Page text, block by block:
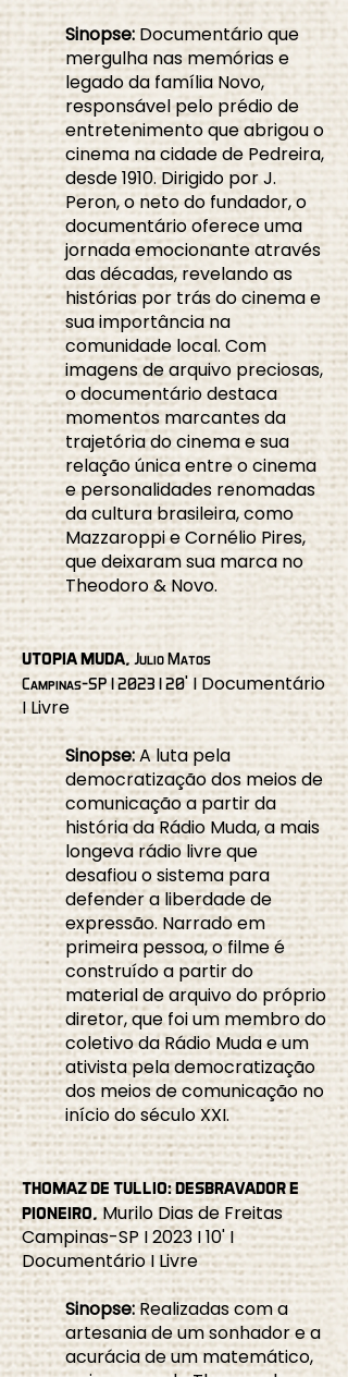
Sinopse: Documentário que
mergulha nas memórias e
legado da família Novo,
responsável pelo prédio de
entretenimento que abrigou o
cinema na cidade de Pedreira,
desde 1910. Dirigido por J.
Peron, o neto do fundador, o
documentário oferece uma
jornada emocionante através
das décadas, revelando as
histórias por trás do cinema e
sua importância na
comunidade local. Com
imagens de arquivo preciosas,
o documentário destaca
momentos marcantes da
trajetória do cinema e sua
relação única entre o cinema
e personalidades renomadas
da cultura brasileira, como
Mazzaroppi e Cornélio Pires,
que deixaram sua marca no
Theodoro & Novo.
UTOPIA MUDA,Julio Matos
Campinas-SP I 2023 I 20' I Documentário
I Livre
Sinopse:A luta pela
democratização dos meios de
comunicação a partir da
história da Rádio Muda, a mais
longeva rádio livre que
desafiou o sistema para
defender a liberdade de
expressão. Narrado em
primeira pessoa, o filme é
construído a partir do
material de arquivo do próprio
diretor, que foi um membro do
coletivo da Rádio Muda e um
ativista pela democratização
dos meios de comunicação no
início do século XXI.
THOMAZ DE TULLIO: DESBRAVADOR E
PIONEIRO,Murilo Dias de Freitas
Campinas-SP I 2023 I 10' I
Documentário I Livre
Sinopse:Realizadas com a
artesania de um sonhador e a
acurácia de um matemático,